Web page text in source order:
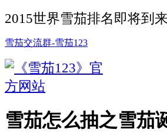
2015世界雪茄排名即将到来
雪茄交流群-雪茄123
雪茄怎么抽之雪茄